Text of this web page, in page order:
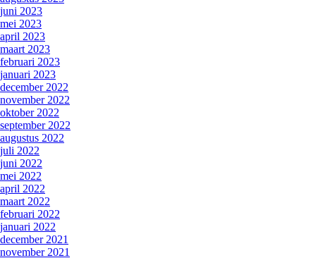
juni 2023
mei 2023
april 2023
maart 2023
februari 2023
januari 2023
december 2022
november 2022
oktober 2022
september 2022
augustus 2022
juli 2022
juni 2022
mei 2022
april 2022
maart 2022
februari 2022
januari 2022
december 2021
november 2021